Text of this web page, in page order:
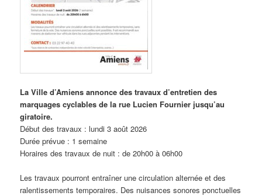
La Ville d’Amiens annonce des travaux d’entretien des
marquages cyclables de la rue Lucien Fournier jusqu’au
giratoire.
Début des travaux : lundi 3 août 2026
Durée prévue : 1 semaine
Horaires des travaux de nuit : de 20h00 à 06h00
Les travaux pourront entraîner une circulation alternée et des
ralentissements temporaires. Des nuisances sonores ponctuelles